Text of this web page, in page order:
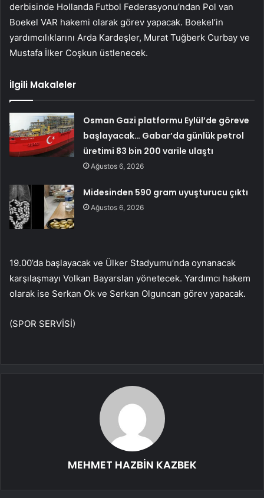
derbisinde Hollanda Futbol Federasyonu’ndan Pol van
Boekel VAR hakemi olarak görev yapacak. Boekel’in
yardımcılıklarını Arda Kardeşler, Murat Tuğberk Curbay ve
Mustafa İlker Coşkun üstlenecek.
İlgili Makaleler
Osman Gazi platformu Eylül’de göreve
başlayacak… Gabar’da günlük petrol
üretimi 83 bin 200 varile ulaştı
Ağustos 6, 2026
Midesinden 590 gram uyuşturucu çıktı
Ağustos 6, 2026
19.00’da başlayacak ve Ülker Stadyumu’nda oynanacak
karşılaşmayı Volkan Bayarslan yönetecek. Yardımcı hakem
olarak ise Serkan Ok ve Serkan Olguncan görev yapacak.
(SPOR SERVİSİ)
MEHMET HAZBİN KAZBEK